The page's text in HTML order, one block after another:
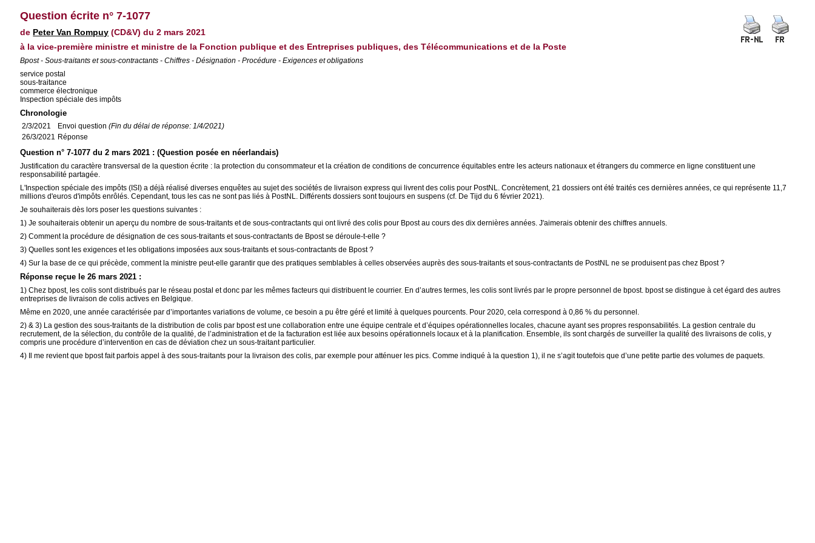
Question écrite n° 7-1077
de Peter Van Rompuy (CD&V) du 2 mars 2021
à la vice-première ministre et ministre de la Fonction publique et des Entreprises publiques, des Télécommunications et de la Poste
Bpost - Sous-traitants et sous-contractants - Chiffres - Désignation - Procédure - Exigences et obligations
service postal
sous-traitance
commerce électronique
Inspection spéciale des impôts
Chronologie
2/3/2021 Envoi question(Fin du délai de réponse: 1/4/2021)
26/3/2021 Réponse
Question n° 7-1077 du 2 mars 2021 : (Question posée en néerlandais)
Justification du caractère transversal de la question écrite : la protection du consommateur et la création de conditions de concurrence équitables entre les acteurs nationaux et étrangers du commerce en ligne constituent une
responsabilité partagée.
L'Inspection spéciale des impôts (ISI) a déjà réalisé diverses enquêtes au sujet des sociétés de livraison express qui livrent des colis pour PostNL. Concrètement, 21 dossiers ont été traités ces dernières années, ce qui représente 11,7
millions d'euros d'impôts enrôlés. Cependant, tous les cas ne sont pas liés à PostNL. Différents dossiers sont toujours en suspens (cf. De Tijd du 6 février 2021).
Je souhaiterais dès lors poser les questions suivantes :
1) Je souhaiterais obtenir un aperçu du nombre de sous-traitants et de sous-contractants qui ont livré des colis pour Bpost au cours des dix dernières années. J'aimerais obtenir des chiffres annuels.
2) Comment la procédure de désignation de ces sous-traitants et sous-contractants de Bpost se déroule-t-elle ?
3) Quelles sont les exigences et les obligations imposées aux sous-traitants et sous-contractants de Bpost ?
4) Sur la base de ce qui précède, comment la ministre peut-elle garantir que des pratiques semblables à celles observées auprès des sous-traitants et sous-contractants de PostNL ne se produisent pas chez Bpost ?
Réponse reçue le 26 mars 2021 :
1) Chez bpost, les colis sont distribués par le réseau postal et donc par les mêmes facteurs qui distribuent le courrier. En d’autres termes, les colis sont livrés par le propre personnel de bpost. bpost se distingue à cet égard des autres
entreprises de livraison de colis actives en Belgique.
Même en 2020, une année caractérisée par d’importantes variations de volume, ce besoin a pu être géré et limité à quelques pourcents. Pour 2020, cela correspond à 0,86 % du personnel.
2) & 3) La gestion des sous-traitants de la distribution de colis par bpost est une collaboration entre une équipe centrale et d’équipes opérationnelles locales, chacune ayant ses propres responsabilités. La gestion centrale du
recrutement, de la sélection, du contrôle de la qualité, de l’administration et de la facturation est liée aux besoins opérationnels locaux et à la planification. Ensemble, ils sont chargés de surveiller la qualité des livraisons de colis, y
compris une procédure d’intervention en cas de déviation chez un sous-traitant particulier.
4) Il me revient que bpost fait parfois appel à des sous-traitants pour la livraison des colis, par exemple pour atténuer les pics. Comme indiqué à la question 1), il ne s’agit toutefois que d’une petite partie des volumes de paquets.